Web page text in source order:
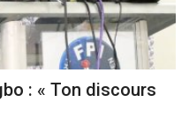
: « Ton discours